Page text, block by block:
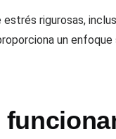
estrés rigurosas,
un